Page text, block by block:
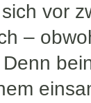
vor
–